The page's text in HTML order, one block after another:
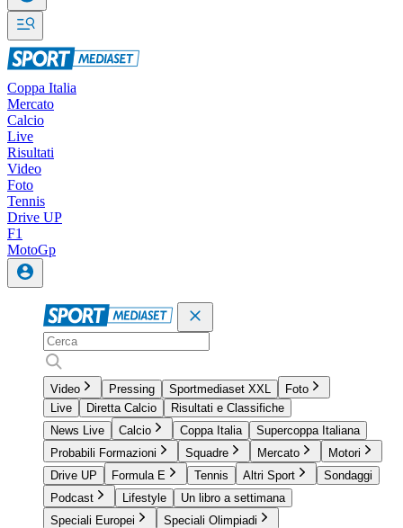
Coppa Italia
Mercato
Calcio
Live
Risultati
Video
Foto
Tennis
Drive UP
F1
MotoGp
Video Pressing Sportmediaset XXL
Foto
Live
Diretta Calcio
Risultati e Classifiche
News Live
Calcio Coppa Italia
Supercoppa Italiana
Probabili Formazioni
Squadre Mercato
Motori
Drive UP
Formula E Tennis Altri Sport
Sondaggi
Podcast
Lifestyle
Un libro a settimana
Speciali Europei
Speciali Olimpiadi